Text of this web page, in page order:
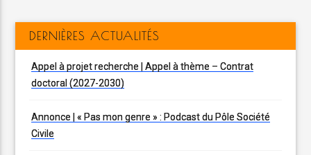
DERNIÈRES ACTUALITÉS
Appel à projet recherche | Appel à thème – Contrat
doctoral (2027-2030)
Annonce | « Pas mon genre » : Podcast du Pôle Société
Civile